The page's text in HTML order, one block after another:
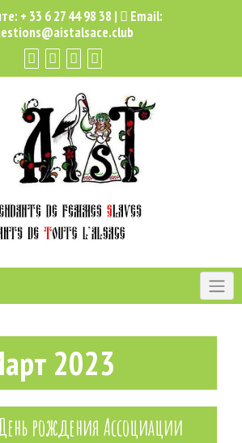
+ 33 6 27 44 98 38 |
Email:
2023
рождения Ассоциации